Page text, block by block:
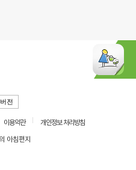
전
이용약관
개인정보 처리방침
아침편지